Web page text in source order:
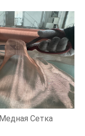
Медная Сетка